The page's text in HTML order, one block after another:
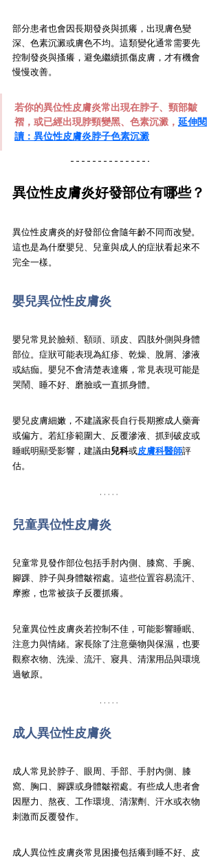
部分患者也會因長期發炎與抓癢，出現膚色變
深、色素沉澱或膚色不均。這類變化通常需要先
控制發炎與搔癢，避免繼續抓傷皮膚，才有機會
慢慢改善。
若你的異位性皮膚炎常出現在脖子、頸部皺
褶，或已經出現脖頸變黑、色素沉澱， 延伸閱
讀：異位性皮膚炎脖子色素沉澱
異位性皮膚炎好發部位有哪些？
異位性皮膚炎的好發部位會隨年齡不同而改變。
這也是為什麼嬰兒、兒童與成人的症狀看起來不
完全一樣。
嬰兒異位性皮膚炎
嬰兒常見於臉頰、額頭、頭皮、四肢外側與身體
部位。症狀可能表現為紅疹、乾燥、脫屑、滲液
或結痂。嬰兒不會清楚表達癢，常見表現可能是
哭鬧、睡不好、磨臉或一直抓身體。
嬰兒皮膚細嫩，不建議家長自行長期擦成人藥膏
或偏方。若紅疹範圍大、反覆滲液、抓到破皮或
睡眠明顯受影響，建議由兒科或皮膚科醫師評
估。
兒童異位性皮膚炎
兒童常見發作部位包括手肘內側、膝窩、手腕、
腳踝、脖子與身體皺褶處。這些位置容易流汗、
摩擦，也常被孩子反覆抓癢。
兒童異位性皮膚炎若控制不佳，可能影響睡眠、
注意力與情緒。家長除了注意藥物與保濕，也要
觀察衣物、洗澡、流汗、寢具、清潔用品與環境
過敏原。
成人異位性皮膚炎
成人常見於脖子、眼周、手部、手肘內側、膝
窩、胸口、腳踝或身體皺褶處。有些成人患者會
因壓力、熬夜、工作環境、清潔劑、汗水或衣物
刺激而反覆發作。
成人異位性皮膚炎常見困擾包括癢到睡不好、皮